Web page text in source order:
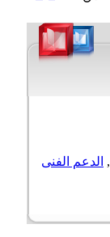
الدعم الفنى